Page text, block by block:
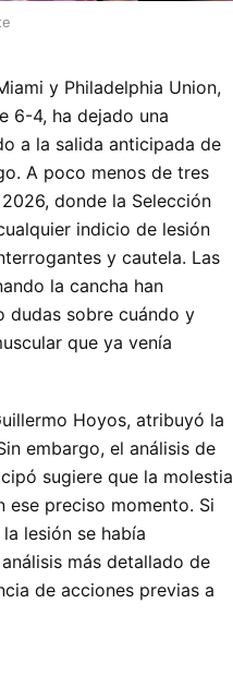
y Philadelphia Union,
6-4, ha dejado una
a la salida anticipada de
A poco menos de tres
donde la Selección
indicio de lesión
y cautela. Las
la cancha han
dudas sobre cuándo y
que ya venía
Hoyos, atribuyó la
embargo, el análisis de
sugiere que la molestia
ese preciso momento. Si
lesión se había
más detallado de
de acciones previas a